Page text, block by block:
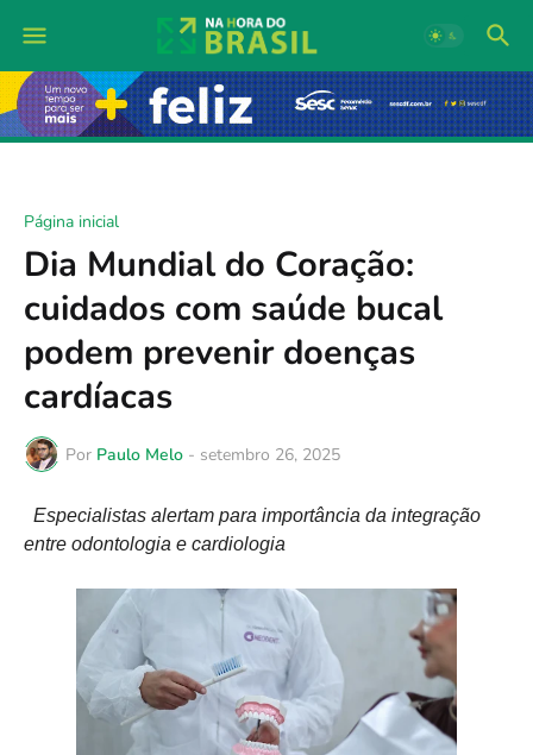
Página inicial
Dia Mundial do Coração:
cuidados com saúde bucal
podem prevenir doenças
cardíacas
Por Paulo Melo - setembro 26, 2025
Especialistas alertam para importância da integração
entre odontologia e cardiologia